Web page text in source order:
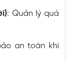
: Quản lý quá
an toàn khi